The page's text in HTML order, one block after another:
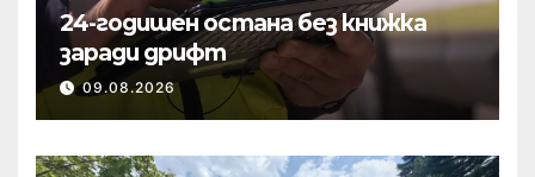
24-годишен остана без книжка
заради дрифт
09.08.2026